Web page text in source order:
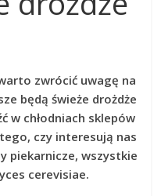
zwrócić uwagę na
będą świeże drożdże
w chłodniach sklepów
czy interesują nas
piekarnicze, wszystkie
cerevisiae.